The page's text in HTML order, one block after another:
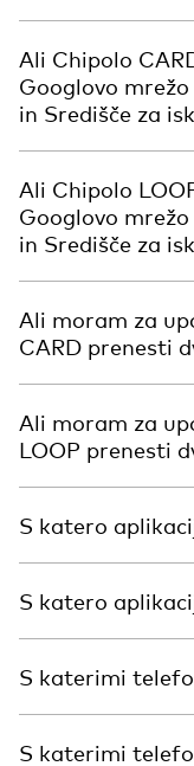
Ali Chipolo
Googlovo
in Središče za
Ali Chipolo
Googlovo
in Središče za
Ali moram za
CARD prenesti
Ali moram za
LOOP prenesti
S katero
S katero
S katerimi
S katerimi